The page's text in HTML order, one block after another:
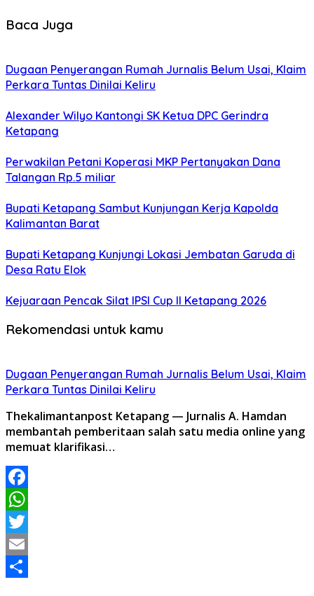
Baca Juga
Dugaan Penyerangan Rumah Jurnalis Belum Usai, Klaim
Perkara Tuntas Dinilai Keliru
Alexander Wilyo Kantongi SK Ketua DPC Gerindra
Ketapang
Perwakilan Petani Koperasi MKP Pertanyakan Dana
Talangan Rp.5 miliar
Bupati Ketapang Sambut Kunjungan Kerja Kapolda
Kalimantan Barat
Bupati Ketapang Kunjungi Lokasi Jembatan Garuda di
Desa Ratu Elok
Kejuaraan Pencak Silat IPSI Cup II Ketapang 2026
Rekomendasi untuk kamu
Dugaan Penyerangan Rumah Jurnalis Belum Usai, Klaim
Perkara Tuntas Dinilai Keliru
Thekalimantanpost Ketapang — Jurnalis A. Hamdan
membantah pemberitaan salah satu media online yang
memuat klarifikasi…
Facebook
WhatsApp
Twitter
Email